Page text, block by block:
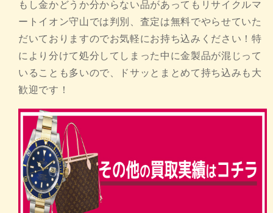
もし金かどうか分からない品があってもリサイクルマ
ートイオン守山では判別、査定は無料でやらせていた
だいておりますのでお気軽にお持ち込みください！特
により分けて処分してしまった中に金製品が混じって
いることも多いので、ドサッとまとめて持ち込みも大
歓迎です！